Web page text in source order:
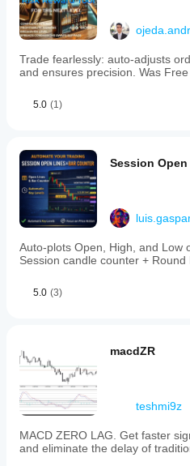
confirmation
trends
Setup
H1 zones show range
Result: High-frequency,
Scenario 4: Algorithmic
Setup
Strategy
Process:
// Get recent swing high
var swingHighs =
double breakoutLevel =
breakoutLevel)
{
    // Breakout detected
if (Symbol.Bid <
10)
    {
// Retest confirmed -
var stopLoss =
Trade fearlessly: auto-adjusts
and ensures precision. Was
5.0 (1)
Session
Auto-plots Open, High, and Low
Session candle counter +
5.0 (3)
macdZR
teshmi9z
MACD ZERO LAG. Get faster
and eliminate the delay of